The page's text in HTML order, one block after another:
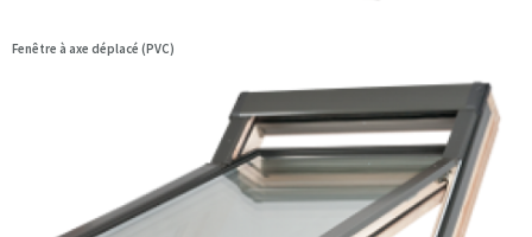
Fenêtre à axe déplacé (PVC)